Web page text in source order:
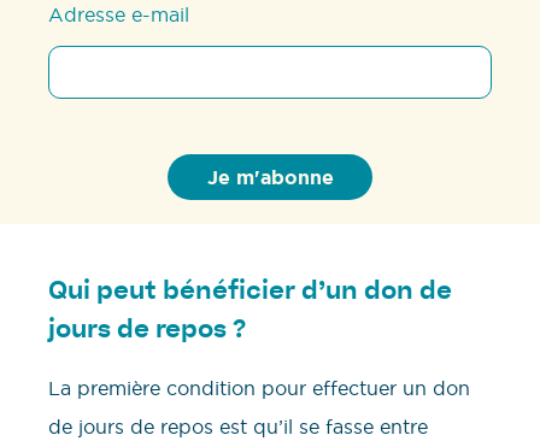
Adresse e-mail
Qui peut bénéficier d’un don de
jours de repos ?
La première condition pour effectuer un don
de jours de repos est qu’il se fasse entre